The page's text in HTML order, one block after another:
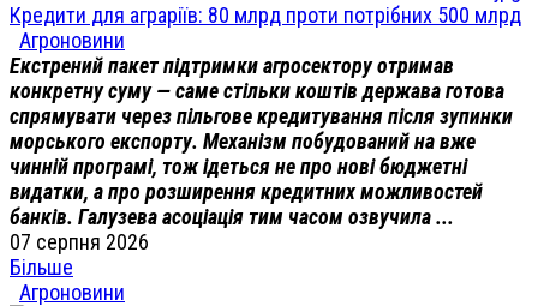
Кредити для аграріїв: 80 млрд проти потрібних 500 млрд
Агроновини
Екстрений пакет підтримки агросектору отримав
конкретну суму — саме стільки коштів держава готова
спрямувати через пільгове кредитування після зупинки
морського експорту. Механізм побудований на вже
чинній програмі, тож ідеться не про нові бюджетні
видатки, а про розширення кредитних можливостей
банків. Галузева асоціація тим часом озвучила ...
07 серпня 2026
Більше
Агроновини